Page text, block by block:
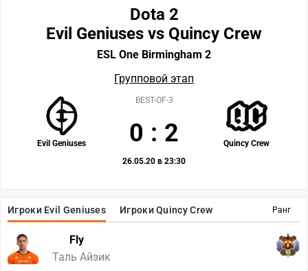
Ранг
Игроки Evil Geniuses Игроки Quincy Crew
Fly
Таль Айзик
95
Dota 2
Evil Geniuses vs Quincy Crew
ESL One Birmingham 2
Групповой этап
Evil Geniuses Quincy Crew
BEST-OF-3
0 : 2
26.05.20 в 23:30